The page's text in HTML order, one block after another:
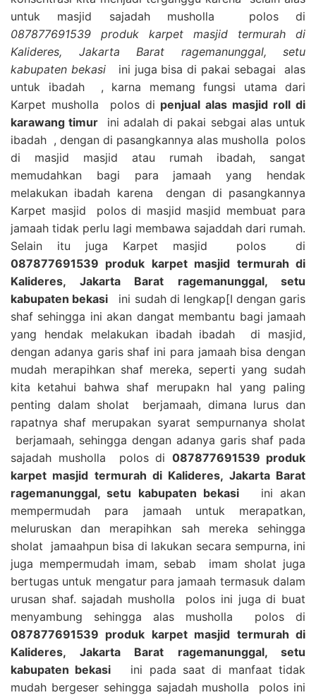
untuk masjid sajadah musholla polos di
087877691539 produk karpet masjid termurah di
Kalideres, Jakarta Barat ragemanunggal, setu
kabupaten bekasi ini juga bisa di pakai sebagai alas
untuk ibadah , karna memang fungsi utama dari
Karpet musholla polos di penjual alas masjid roll di
karawang timur ini adalah di pakai sebgai alas untuk
ibadah , dengan di pasangkannya alas musholla polos
di masjid masjid atau rumah ibadah, sangat
memudahkan bagi para jamaah yang hendak
melakukan ibadah karena dengan di pasangkannya
Karpet masjid polos di masjid masjid membuat para
jamaah tidak perlu lagi membawa sajaddah dari rumah.
Selain itu juga Karpet masjid polos di
087877691539 produk karpet masjid termurah di
Kalideres, Jakarta Barat ragemanunggal, setu
kabupaten bekasi ini sudah di lengkap[I dengan garis
shaf sehingga ini akan dangat membantu bagi jamaah
yang hendak melakukan ibadah ibadah di masjid,
dengan adanya garis shaf ini para jamaah bisa dengan
mudah merapihkan shaf mereka, seperti yang sudah
kita ketahui bahwa shaf merupakn hal yang paling
penting dalam sholat berjamaah, dimana lurus dan
rapatnya shaf merupakan syarat sempurnanya sholat
berjamaah, sehingga dengan adanya garis shaf pada
sajadah musholla polos di 087877691539 produk
karpet masjid termurah di Kalideres, Jakarta Barat
ragemanunggal, setu kabupaten bekasiini akan
mempermudah para jamaah untuk merapatkan,
meluruskan dan merapihkan sah mereka sehingga
sholat jamaahpun bisa di lakukan secara sempurna, ini
juga mempermudah imam, sebab imam sholat juga
bertugas untuk mengatur para jamaah termasuk dalam
urusan shaf. sajadah musholla polos ini juga di buat
menyambung sehingga alas musholla polos di
087877691539 produk karpet masjid termurah di
Kalideres, Jakarta Barat ragemanunggal, setu
kabupaten bekasi ini pada saat di manfaat tidak
mudah bergeser sehingga sajadah musholla polos ini